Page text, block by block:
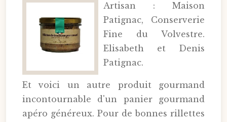
Artisan : Maison
Patignac, Conserverie
Fine du Volvestre.
Elisabeth et Denis
Patignac.
Et voici un autre produit gourmand
incontournable d'un panier gourmand
apéro généreux. Pour de bonnes rillettes